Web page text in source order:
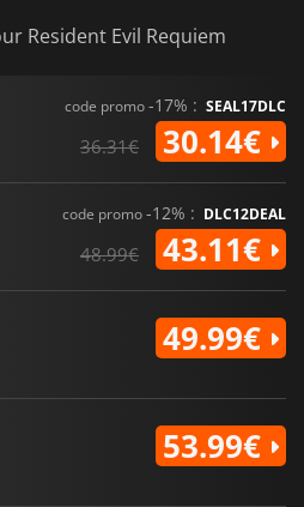
Resident Evil Requiem
code promo-17% : SEAL17DLC
36.31€ 30.14€
code promo-12% : DLC12DEAL
48.99€ 43.11€
49.99€
53.99€